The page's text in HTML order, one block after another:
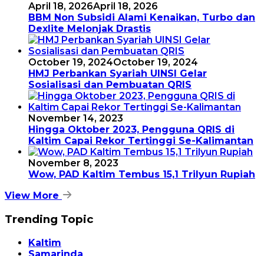
April 18, 2026April 18, 2026
BBM Non Subsidi Alami Kenaikan, Turbo dan
Dexlite Melonjak Drastis
October 19, 2024October 19, 2024
HMJ Perbankan Syariah UINSI Gelar
Sosialisasi dan Pembuatan QRIS
November 14, 2023
Hingga Oktober 2023, Pengguna QRIS di
Kaltim Capai Rekor Tertinggi Se-Kalimantan
November 8, 2023
Wow, PAD Kaltim Tembus 15,1 Trilyun Rupiah
View More
Trending Topic
Kaltim